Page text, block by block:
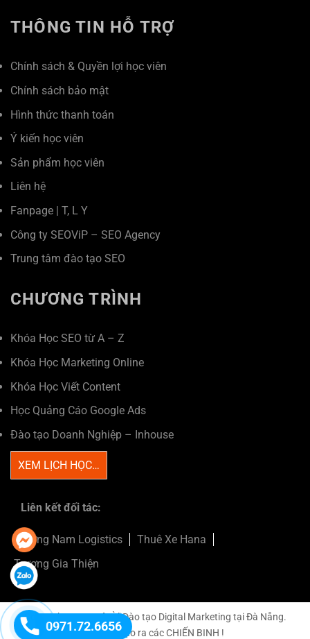
0971.72.6656
THÔNG TIN HỖ TRỢ
Chính sách & Quyền lợi học viên
Chính sách bảo mật
Hình thức thanh toán
Ý kiến học viên
Sản phẩm học viên
Liên hệ
Fanpage | T, L Y
Công ty SEOViP – SEO Agency
Trung tâm đào tạo SEO
CHƯƠNG TRÌNH
Khóa Học SEO từ A – Z
Khóa Học Marketing Online
Khóa Học Viết Content
Học Quảng Cáo Google Ads
Đào tạo Doanh Nghiệp – Inhouse
XEM LỊCH HỌC…
Liên kết đối tác:
Trường Nam Logistics
Thuê Xe Hana
Trương Gia Thiện
Copyright 2026 © "LÒ"Đào tạo Digital Marketing tại Đà Nẵng.
SEOViP tạo ra các CHIẾN BINH !